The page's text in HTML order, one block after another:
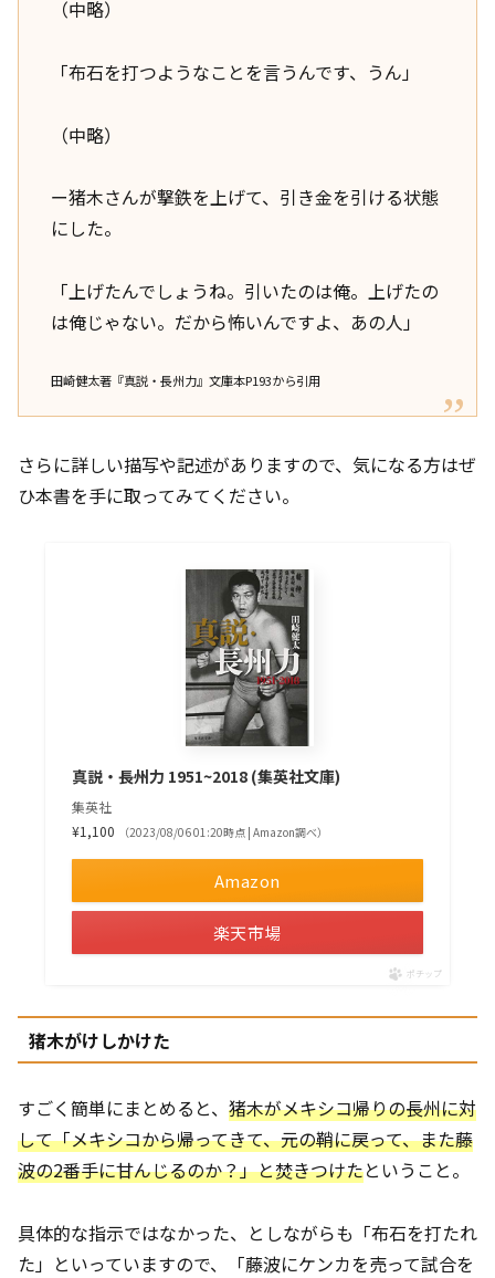
（中略）
「布石を打つようなことを言うんです、うん」
（中略）
ー猪木さんが撃鉄を上げて、引き金を引ける状態
にした。
「上げたんでしょうね。引いたのは俺。上げたの
は俺じゃない。だから怖いんですよ、あの人」
田崎健太著『真説・長州力』文庫本P193から引用
さらに詳しい描写や記述がありますので、気になる方はぜ
ひ本書を手に取ってみてください。
真説・長州力 1951~2018 (集英社文庫)
集英社
¥1,100
（2023/08/06 01:20時点 | Amazon調べ）
Amazon
楽天市場
ポチップ
猪木がけしかけた
すごく簡単にまとめると、 猪木がメキシコ帰りの長州に対
して「メキシコから帰ってきて、元の鞘に戻って、また藤
波の2番手に甘んじるのか？」と焚きつけたということ。
具体的な指示ではなかった、としながらも「布石を打たれ
た」といっていますので、「藤波にケンカを売って試合を